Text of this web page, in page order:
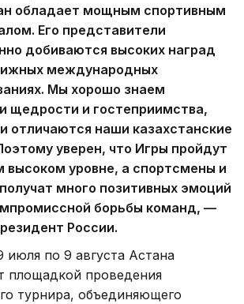
обладает мощным спортивным
Его представители
добиваются высоких наград
международных
Мы хорошо знаем
щедрости и гостеприимства,
отличаются наши казахстанские
уверен, что Игры пройдут
высоком уровне, а спортсмены и
много позитивных эмоций
борьбы команд, —
России.
по 9 августа Астана
площадкой проведения
турнира, объединяющего